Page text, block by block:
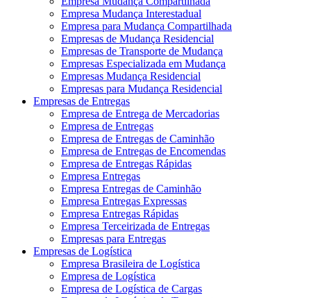
Empresa Mudança Interestadual
Empresa para Mudança Compartilhada
Empresas de Mudança Residencial
Empresas de Transporte de Mudança
Empresas Especializada em Mudança
Empresas Mudança Residencial
Empresas para Mudança Residencial
Empresas de Entregas
Empresa de Entrega de Mercadorias
Empresa de Entregas
Empresa de Entregas de Caminhão
Empresa de Entregas de Encomendas
Empresa de Entregas Rápidas
Empresa Entregas
Empresa Entregas de Caminhão
Empresa Entregas Expressas
Empresa Entregas Rápidas
Empresa Terceirizada de Entregas
Empresas para Entregas
Empresas de Logística
Empresa Brasileira de Logística
Empresa de Logística
Empresa de Logística de Cargas